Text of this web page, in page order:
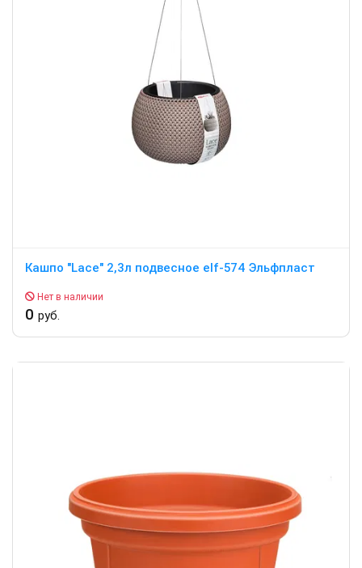
Кашпо "Lace" 2,3л подвесное elf-574 Эльфпласт
Нет в наличии
0 руб.